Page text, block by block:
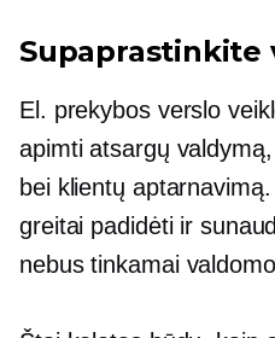
Supaprastinkite
El. prekybos verslo
apimti atsargų
bei klientų
greitai padidėti ir
nebus tinkamai